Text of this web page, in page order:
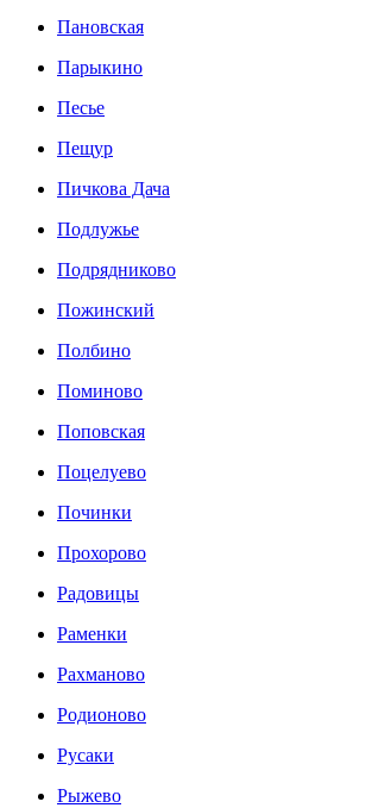
Пановская
Парыкино
Песье
Пещур
Пичкова Дача
Подлужье
Подрядниково
Пожинский
Полбино
Поминово
Поповская
Поцелуево
Починки
Прохорово
Радовицы
Раменки
Рахманово
Родионово
Русаки
Рыжево